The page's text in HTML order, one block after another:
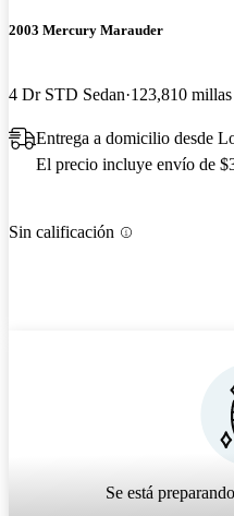
2003 Mercury Marauder
4 Dr STD Sedan 123,810 millas
Entrega a domicilio desde
El precio incluye envío de
Sin calificación
Se está